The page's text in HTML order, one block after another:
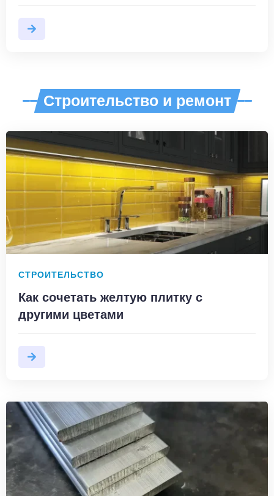
Строительство и ремонт
СТРОИТЕЛЬСТВО
Как сочетать желтую плитку с
другими цветами